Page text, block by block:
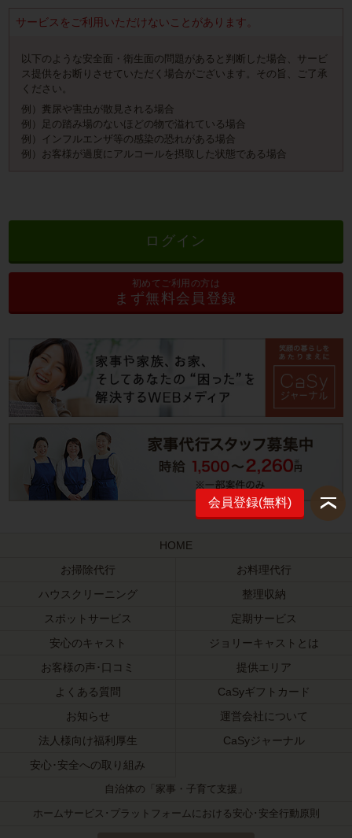
サービスをご利用いただけないことがあります。
以下のような安全面・衛生面の問題があると判断した場合、サービ
ス提供をお断りさせていただく場合がございます。その旨、ご了承
ください。
例）糞尿や害虫が散見される場合
例）足の踏み場のないほどの物で溢れている場合
例）インフルエンザ等の感染の恐れがある場合
例）お客様が過度にアルコールを摂取した状態である場合
ログイン
初めてご利用の方は
まず無料会員登録
会員登録(無料)
HOME
お掃除代行
お料理代行
ハウスクリーニング
整理収納
スポットサービス
定期サービス
安心のキャスト
ジョリーキャストとは
お客様の声･口コミ
提供エリア
よくある質問
CaSyギフトカード
お知らせ
運営会社について
法人様向け福利厚生
CaSyジャーナル
安心･安全への取り組み
自治体の「家事・子育て支援」
ホームサービス･プラットフォームにおける安心･安全行動原則